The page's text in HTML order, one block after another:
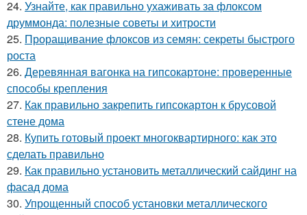
24. Узнайте, как правильно ухаживать за флоксом
друммонда: полезные советы и хитрости
25. Проращивание флоксов из семян: секреты быстрого
роста
26. Деревянная вагонка на гипсокартоне: проверенные
способы крепления
27. Как правильно закрепить гипсокартон к брусовой
стене дома
28. Купить готовый проект многоквартирного: как это
сделать правильно
29. Как правильно установить металлический сайдинг на
фасад дома
30. Упрощенный способ установки металлического